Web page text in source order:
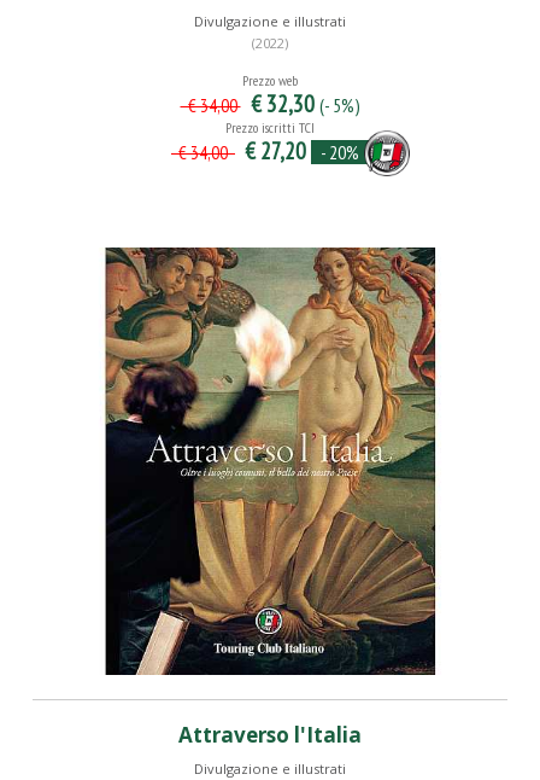
Divulgazione e illustrati
(2022)
Prezzo web
€ 34,00 € 32,30 (- 5%)
Prezzo iscritti TCI
€ 34,00 € 27,20 - 20%
Attraverso l'Italia
Divulgazione e illustrati